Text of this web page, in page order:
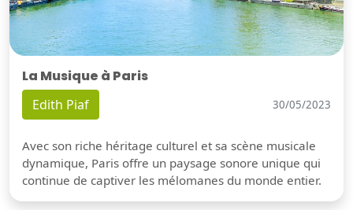
La Musique à Paris
Edith Piaf 30/05/2023
Avec son riche héritage culturel et sa scène musicale
dynamique, Paris offre un paysage sonore unique qui
continue de captiver les mélomanes du monde entier.